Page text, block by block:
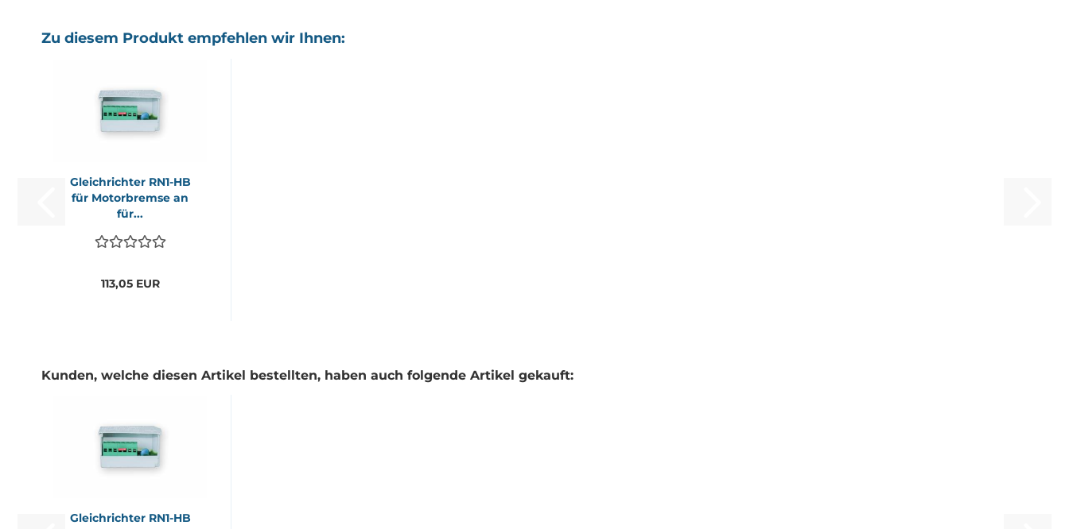
Zu diesem Produkt empfehlen wir Ihnen:
Gleich­rich­ter RN1-​HB
für Mo­tor­brem­se an
für...
113,05 EUR
Kunden, welche diesen Artikel bestellten, haben auch folgende Artikel gekauft:
Gleich­rich­ter RN1-​HB